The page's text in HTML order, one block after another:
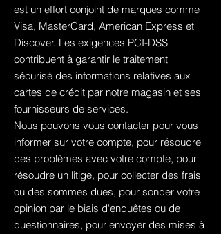
est un effort conjoint de marques comme
Visa, MasterCard, American Express et
Discover. Les exigences PCI-DSS
contribuent à garantir le traitement
sécurisé des informations relatives aux
cartes de crédit par notre magasin et ses
fournisseurs de services.
Nous pouvons vous contacter pour vous
informer sur votre compte, pour résoudre
des problèmes avec votre compte, pour
résoudre un litige, pour collecter des frais
ou des sommes dues, pour sonder votre
opinion par le biais d'enquêtes ou de
questionnaires, pour envoyer des mises à